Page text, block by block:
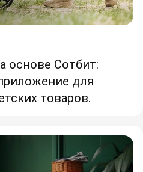
основе Сотбит:
для
товаров.